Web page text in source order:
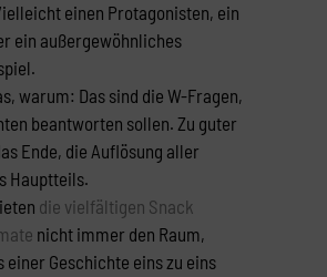
einen Protagonisten, ein
ein außergewöhnliches
warum: Das sind die W-Fragen,
beantworten sollen. Zu guter
Ende, die Auflösung aller
Hauptteils.
die vielfältigen Snack
nicht immer den Raum,
einer Geschichte eins zu eins